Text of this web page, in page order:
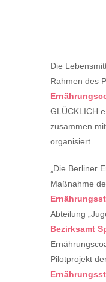
Die
Rahmen des
GLÜCKLICH
zusammen mit
organisiert.
„Die Berliner
Maßnahme
Abteilung
Bezirksamt
Pilotprojekt